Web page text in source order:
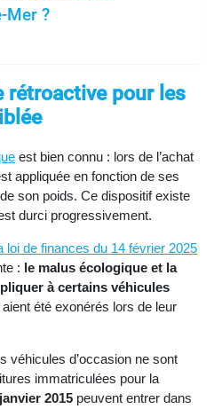
Mer ?
rétroactive pour les
est bien connu : lors de l’achat
appliquée en fonction de ses
son poids. Ce dispositif existe
durci progressivement.
loi de finances du 14 février 2025
: le malus écologique et la
à certains véhicules
aient été exonérés lors de leur
véhicules d’occasion ne sont
immatriculées pour la
2015 peuvent entrer dans